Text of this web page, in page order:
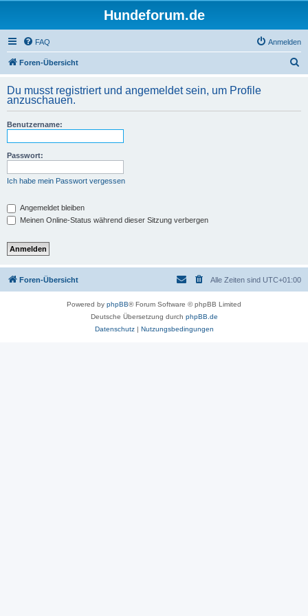
Hundeforum.de
FAQ Anmelden
Foren-Übersicht
h
Du musst registriert und angemeldet sein, um Profile
anzuschauen.
Benutzername:
Passwort:
Ich habe mein Passwort vergessen
Angemeldet bleiben
Meinen Online-Status während dieser Sitzung verbergen
Foren-Übersicht Alle Zeiten sind UTC+01:00
Powered by phpBB® Forum Software © phpBB Limited
Deutsche Übersetzung durch phpBB.de
Datenschutz| Nutzungsbedingungen